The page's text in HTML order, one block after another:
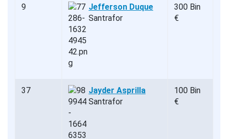
9
Jefferson Duque
Santrafor
300 Bin
€
37
Jayder Asprilla
Santrafor
100 Bin
€